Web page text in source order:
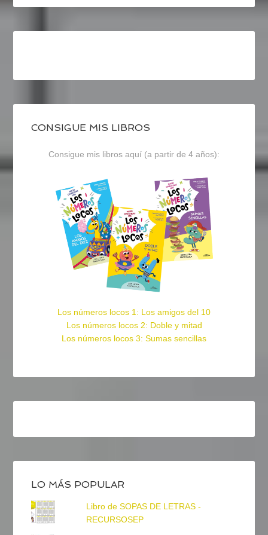
CONSIGUE MIS LIBROS
Consigue mis libros aquí (a partir de 4 años):
Los números locos 1: Los amigos del 10
Los números locos 2: Doble y mitad
Los números locos 3: Sumas sencillas
LO MÁS POPULAR
Libro de SOPAS DE LETRAS -
RECURSOSEP